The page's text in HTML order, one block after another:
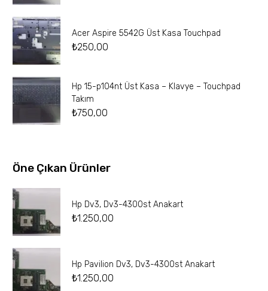
Acer Aspire 5542G Üst Kasa Touchpad
₺250,00
Hp 15-p104nt Üst Kasa – Klavye – Touchpad
Takım
₺750,00
Öne Çıkan Ürünler
Hp Dv3, Dv3-4300st Anakart
₺1.250,00
Hp Pavilion Dv3, Dv3-4300st Anakart
₺1.250,00